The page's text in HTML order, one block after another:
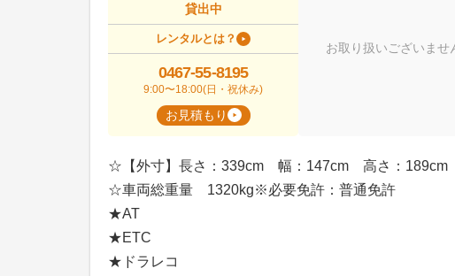
貸出中
レンタルとは？
0467-55-8195
9:00〜18:00(日・祝休み)
お見積もり
お取り扱いございませ
☆【外寸】長さ：339cm 幅：147cm 高さ：189cm
☆車両総重量 1320kg※必要免許：普通免許
★AT
★ETC
★ドラレコ